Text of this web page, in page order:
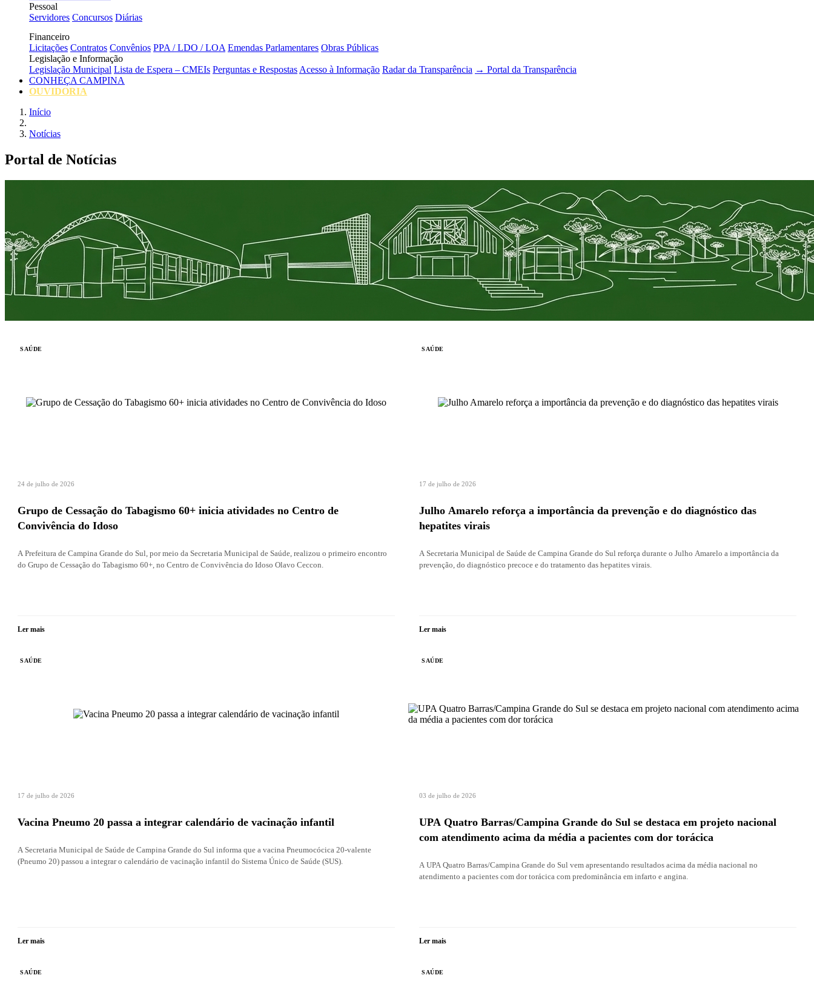
Pessoal
Servidores Concursos Diárias
Financeiro
Licitações Contratos Convênios PPA / LDO / LOA Emendas Parlamentares Obras Públicas
Legislação e Informação
Legislação Municipal Lista de Espera – CMEIs Perguntas e Respostas Acesso à Informação Radar da Transparência → Portal da Transparência
CONHEÇA CAMPINA
OUVIDORIA
Início
Notícias
Portal de Notícias
SAÚDE
24 de julho de 2026
Grupo de Cessação do Tabagismo 60+ inicia atividades no Centro de
Convivência do Idoso
A Prefeitura de Campina Grande do Sul, por meio da Secretaria Municipal de Saúde, realizou o primeiro encontro
do Grupo de Cessação do Tabagismo 60+, no Centro de Convivência do Idoso Olavo Ceccon.
Ler mais
SAÚDE
17 de julho de 2026
Julho Amarelo reforça a importância da prevenção e do diagnóstico das
hepatites virais
A Secretaria Municipal de Saúde de Campina Grande do Sul reforça durante o Julho Amarelo a importância da
prevenção, do diagnóstico precoce e do tratamento das hepatites virais.
Ler mais
SAÚDE
17 de julho de 2026
Vacina Pneumo 20 passa a integrar calendário de vacinação infantil
A Secretaria Municipal de Saúde de Campina Grande do Sul informa que a vacina Pneumocócica 20-valente
(Pneumo 20) passou a integrar o calendário de vacinação infantil do Sistema Único de Saúde (SUS).
Ler mais
SAÚDE
03 de julho de 2026
UPA Quatro Barras/Campina Grande do Sul se destaca em projeto nacional
com atendimento acima da média a pacientes com dor torácica
A UPA Quatro Barras/Campina Grande do Sul vem apresentando resultados acima da média nacional no
atendimento a pacientes com dor torácica com predominância em infarto e angina.
Ler mais
SAÚDE SAÚDE